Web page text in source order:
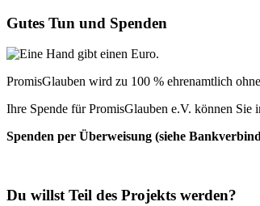
Gutes Tun und Spenden
PromisGlauben wird zu 100 % ehrenamtlich
Ihre Spende für PromisGlauben e.V. können Sie
Spenden per Überweisung (siehe
Du willst Teil des Projekts werden?